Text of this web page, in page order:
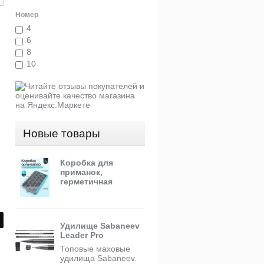
Номер
4
6
8
10
Новые товары
Коробка для
приманок,
герметичная
Удилище Sabaneev
Leader Pro
Топовые маховые
удилища Sabaneev.